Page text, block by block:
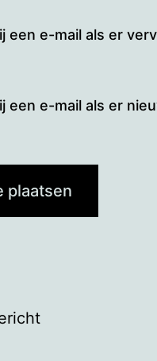
een e-mail als er
een e-mail als er